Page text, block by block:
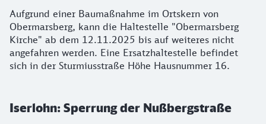
Aufgrund einer Baumaßnahme im Ortskern von
Obermarsberg, kann die Haltestelle "Obermarsberg
Kirche" ab dem 12.11.2025 bis auf weiteres nicht
angefahren werden. Eine Ersatzhaltestelle befindet
sich in der Sturmiusstraße Höhe Hausnummer 16.
Iserlohn: Sperrung der Nußbergstraße